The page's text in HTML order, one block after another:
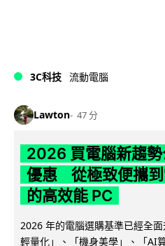
3C科技 流動電腦
Lawton 47 分
2026 買電腦新趨
優惠 從極致便攜到
的高效能 PC
2026 年的電腦選購基準已經全
輕量化」、「機身美學」、「AI